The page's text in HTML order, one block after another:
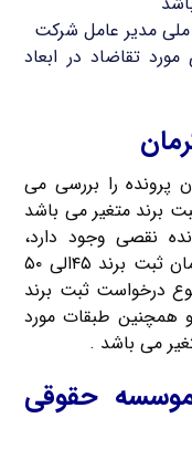
مدیر عامل شرکت
تقاضاد در ابعاد
پرونده را بررسی می
برند متغیر می باشد
نقصی وجود دارد،
متقاضی باید آن را رفع کند. بنابراین زمان ثبت برند ۴۵الی ۵۰
درخواست ثبت برند
همچنین طبقات مورد
می باشد .
حقوقی